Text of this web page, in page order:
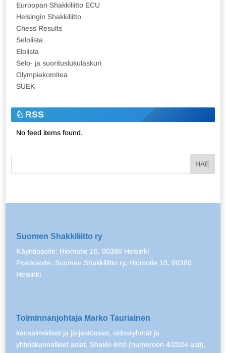
Euroopan Shakkiliitto ECU
Helsingin Shakkiliitto
Chess Results
Selolista
Elolista
Selo- ja suorituslukulaskuri
Olympiakomitea
SUEK
RSS
No feed items found.
Suomen Shakkiliitto ry
Käyntiosoite: Hiomotie 10, 00380 Helsinki
Postiosoite: Suomen Shakkiliitto ry, Hiomotie 10, 00380
Helsinki
Toiminnanjohtaja Marko Tauriainen
kansainväliset ja järjestöasiat, sidosryhmät ja
yhteiskunnalliset asiat, Shakki-lehti (numeroon 4/2024 asti),